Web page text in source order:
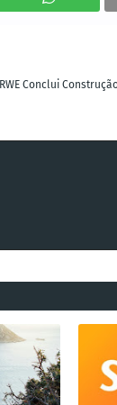
RWE Conclui